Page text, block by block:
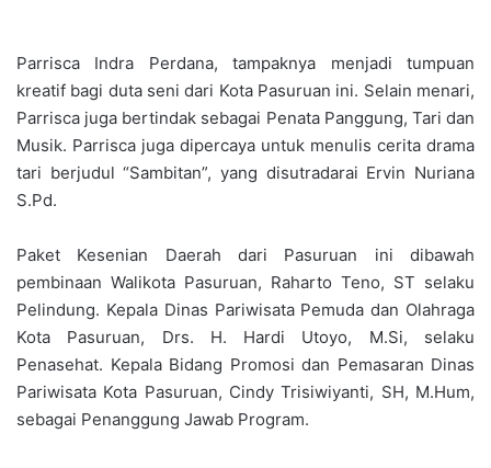
Parrisca Indra Perdana, tampaknya menjadi tumpuan
kreatif bagi duta seni dari Kota Pasuruan ini. Selain menari,
Parrisca juga bertindak sebagai Penata Panggung, Tari dan
Musik. Parrisca juga dipercaya untuk menulis cerita drama
tari berjudul “Sambitan”, yang disutradarai Ervin Nuriana
S.Pd.
Paket Kesenian Daerah dari Pasuruan ini dibawah
pembinaan Walikota Pasuruan, Raharto Teno, ST selaku
Pelindung. Kepala Dinas Pariwisata Pemuda dan Olahraga
Kota Pasuruan, Drs. H. Hardi Utoyo, M.Si, selaku
Penasehat. Kepala Bidang Promosi dan Pemasaran Dinas
Pariwisata Kota Pasuruan, Cindy Trisiwiyanti, SH, M.Hum,
sebagai Penanggung Jawab Program.